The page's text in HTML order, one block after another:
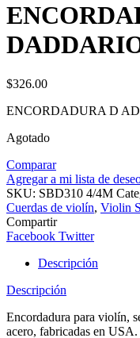
$326.00
ENCORDADURA D
Agotado
Comparar
Agregar a mi lista de
SKU: SBD310 4/4M
Cuerdas de violín, Violin
Compartir
Facebook Twitter
Descripción
Descripción
Encordadura para violín,
acero, fabricadas en USA.